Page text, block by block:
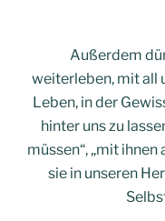
Außerdem
weiterleben, mit all
Leben, in der
hinter uns zu
müssen“, „mit
sie in unseren